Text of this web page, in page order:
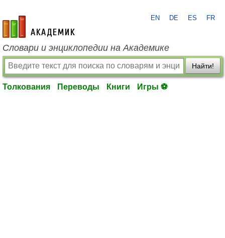
academic.ru
EN DE ES FR
Словари и энциклопедии на Академике
Найти!
Толкования Переводы Книги Игры ⚽